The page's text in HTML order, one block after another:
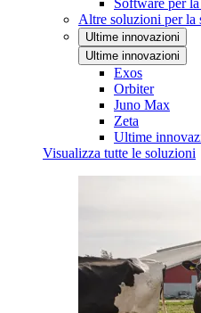
Software per
Altre soluzioni per la
Ultime innovazioni
Ultime innovazioni
Exos
Orbiter
Juno Max
Zeta
Ultime
Visualizza tutte le soluzioni